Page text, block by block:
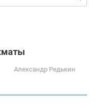
Александр Редькин